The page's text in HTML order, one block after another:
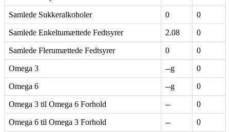
Samlede Sukkeralkoholer 0 0
Samlede Enkeltumættede Fedtsyrer 2.08 0
Samlede Flerumættede Fedtsyrer 0 0
Omega 3 --g 0
Omega 6 --g 0
Omega 3 til Omega 6 Forhold -- 0
Omega 6 til Omega 3 Forhold -- 0